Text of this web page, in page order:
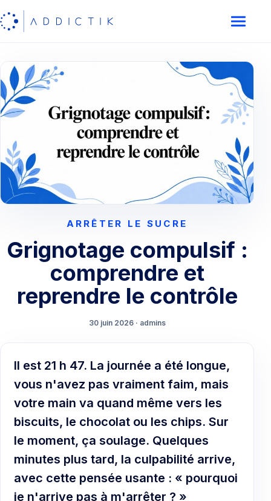
ARRÊTER LE SUCRE
Grignotage compulsif :
comprendre et
reprendre le contrôle
30 juin 2026 · admins
Il est 21 h 47. La journée a été longue,
vous n'avez pas vraiment faim, mais
votre main va quand même vers les
biscuits, le chocolat ou les chips. Sur
le moment, ça soulage. Quelques
minutes plus tard, la culpabilité arrive,
avec cette pensée usante : « pourquoi
je n'arrive pas à m'arrêter ? »